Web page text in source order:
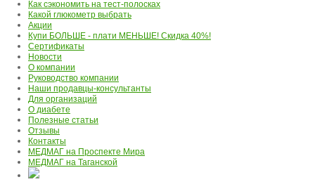
Как сэкономить на тест-полосках
Какой глюкометр выбрать
Акции
Купи БОЛЬШЕ - плати МЕНЬШЕ! Скидка 40%!
Сертификаты
Новости
О компании
Руководство компании
Наши продавцы-консультанты
Для организаций
О диабете
Полезные статьи
Отзывы
Контакты
МЕДМАГ на Проспекте Мира
МЕДМАГ на Таганской